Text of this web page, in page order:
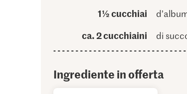
1½ cucchiai
ca. 2 cucchiaini di
Ingrediente in offerta